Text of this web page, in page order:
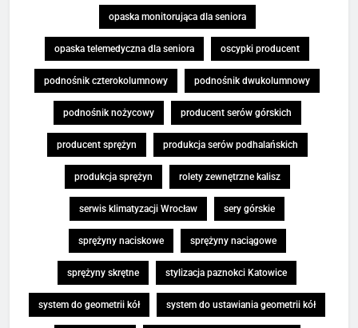
opaska monitorująca dla seniora
opaska telemedyczna dla seniora oscypki producent
podnośnik czterokolumnowy podnośnik dwukolumnowy
podnośnik nożycowy producent serów górskich
producent sprężyn produkcja serów podhalańskich
produkcja sprężyn rolety zewnętrzne kalisz
serwis klimatyzacji Wrocław sery górskie
sprężyny naciskowe sprężyny naciągowe
sprężyny skrętne stylizacja paznokci Katowice
system do geometrii kół system do ustawiania geometrii kół